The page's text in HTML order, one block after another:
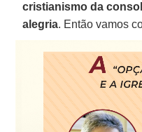
cristianismo da
alegria. Então vamos